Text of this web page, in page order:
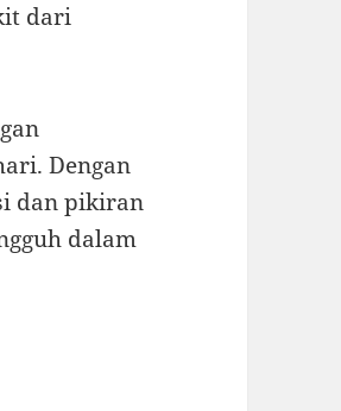
dari
Dengan
dan pikiran
dalam